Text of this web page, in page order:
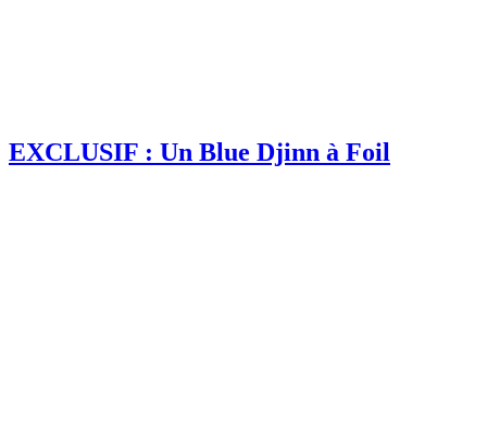
EXCLUSIF : Un Blue Djinn à Foil